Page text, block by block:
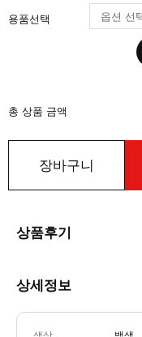
용품선택
총 상품 금액
장바구니
상품후기
상세정보